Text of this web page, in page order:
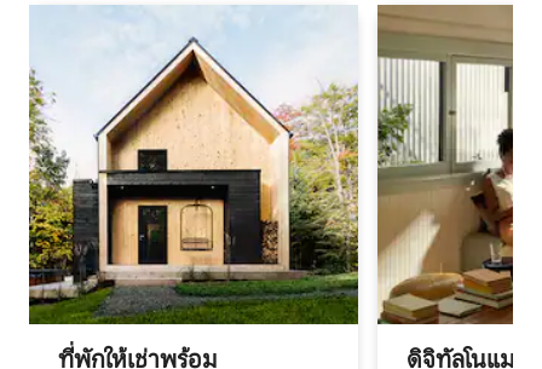
ที่พักให้เช่าพร้อม ดิจิทัลโนแมด